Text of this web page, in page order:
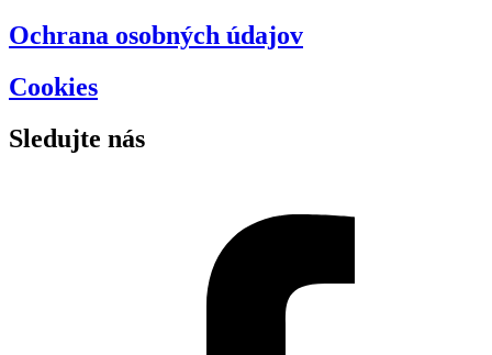
Ochrana osobných údajov
Cookies
Sledujte nás